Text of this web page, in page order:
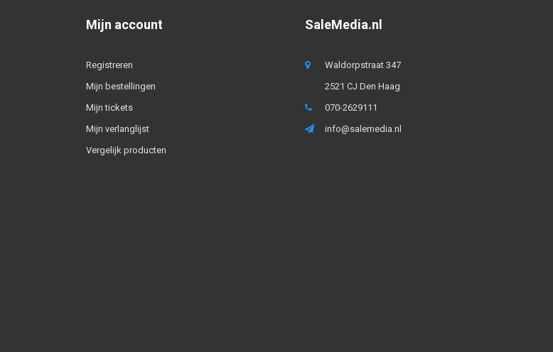
Mijn account
Registreren
Mijn bestellingen
Mijn tickets
Mijn verlanglijst
Vergelijk producten
SaleMedia.nl
Waldorpstraat 347
2521 CJ Den Haag
070-2629111
info@salemedia.nl